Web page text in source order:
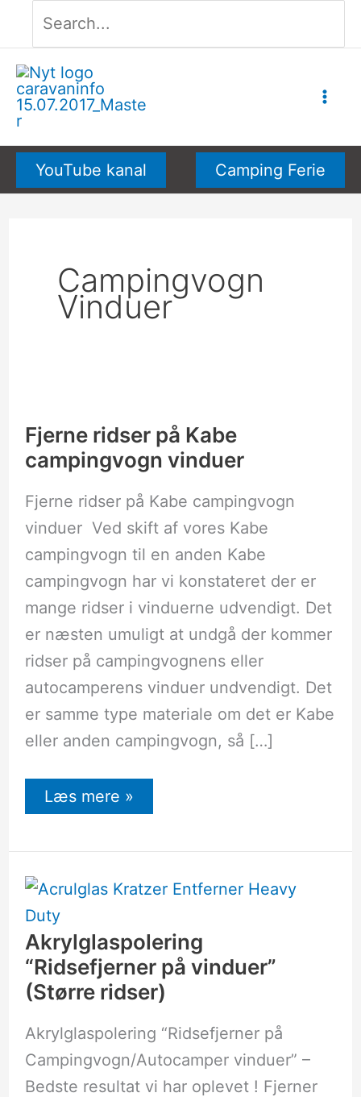
indholdet
efter:
YouTube kanal Camping Ferie
Campingvogn
Vinduer
Fjerne ridser på Kabe
campingvogn vinduer
Fjerne ridser på Kabe campingvogn
vinduer Ved skift af vores Kabe
campingvogn til en anden Kabe
campingvogn har vi konstateret der er
mange ridser i vinduerne udvendigt. Det
er næsten umuligt at undgå der kommer
ridser på campingvognens eller
autocamperens vinduer undvendigt. Det
er samme type materiale om det er Kabe
eller anden campingvogn, så […]
Kabe
campingvogn
vinduer
Læs mere »
Akrylglaspolering
“Ridsefjerner på vinduer”
(Større ridser)
Akrylglaspolering “Ridsefjerner på
Campingvogn/Autocamper vinduer” –
Bedste resultat vi har oplevet ! Fjerner
på
vinduer”
(Større
ridser)